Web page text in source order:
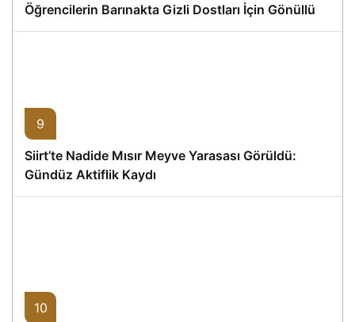
Öğrencilerin Barınakta Gizli Dostları İçin Gönüllü
Proje
9
Siirt’te Nadide Mısır Meyve Yarasası Görüldü:
Gündüz Aktiflik Kaydı
10